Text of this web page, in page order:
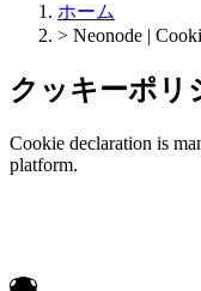
ホーム
> Neonode |
クッキーポリ
Cookie declaration is
platform.